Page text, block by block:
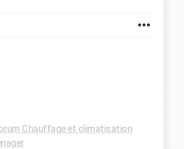
Chauffage et climatisation